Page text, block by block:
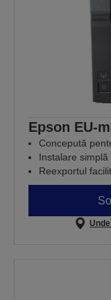
Epson EU-
Concepută
Instalare simplă
Reexportul